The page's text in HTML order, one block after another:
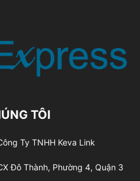
TÔI
Ty TNHH Keva Link
Đô Thành, Phường 4, Quận 3